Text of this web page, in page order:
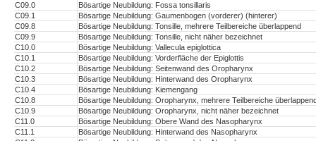
C09.0
Bösartige Neubildung: Fossa tonsillaris
C09.1
Bösartige Neubildung: Gaumenbogen (vorderer) (hinterer)
C09.8
Bösartige Neubildung: Tonsille, mehrere Teilbereiche überlappend
C09.9
Bösartige Neubildung: Tonsille, nicht näher bezeichnet
C10.0
Bösartige Neubildung: Vallecula epiglottica
C10.1
Bösartige Neubildung: Vorderfläche der Epiglottis
C10.2
Bösartige Neubildung: Seitenwand des Oropharynx
C10.3
Bösartige Neubildung: Hinterwand des Oropharynx
C10.4
Bösartige Neubildung: Kiemengang
C10.8
Bösartige Neubildung: Oropharynx, mehrere Teilbereiche
C10.9
Bösartige Neubildung: Oropharynx, nicht näher bezeichnet
C11.0
Bösartige Neubildung: Obere Wand des Nasopharynx
C11.1
Bösartige Neubildung: Hinterwand des Nasopharynx